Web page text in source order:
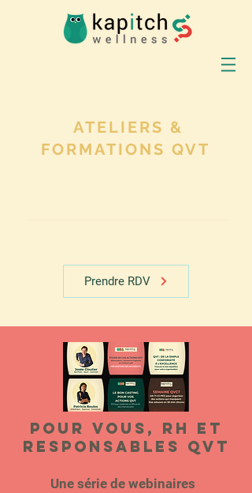
ATELIERS &
FORMATIONS QVT
Prendre RDV
POUR VOUS, RH ET
RESPONSABLES QVT
Une série de webinaires